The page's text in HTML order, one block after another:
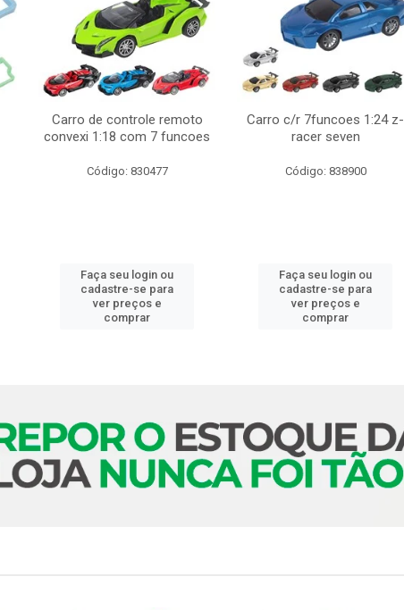
Carro de controle remoto
convexi 1:18 com 7 funcoes
Código: 830477
Faça seu login ou
cadastre-se para
ver preços e
comprar
Carro c/r 7funcoes 1:24 z-
racer seven
Código: 838900
Faça seu login ou
cadastre-se para
ver preços e
comprar